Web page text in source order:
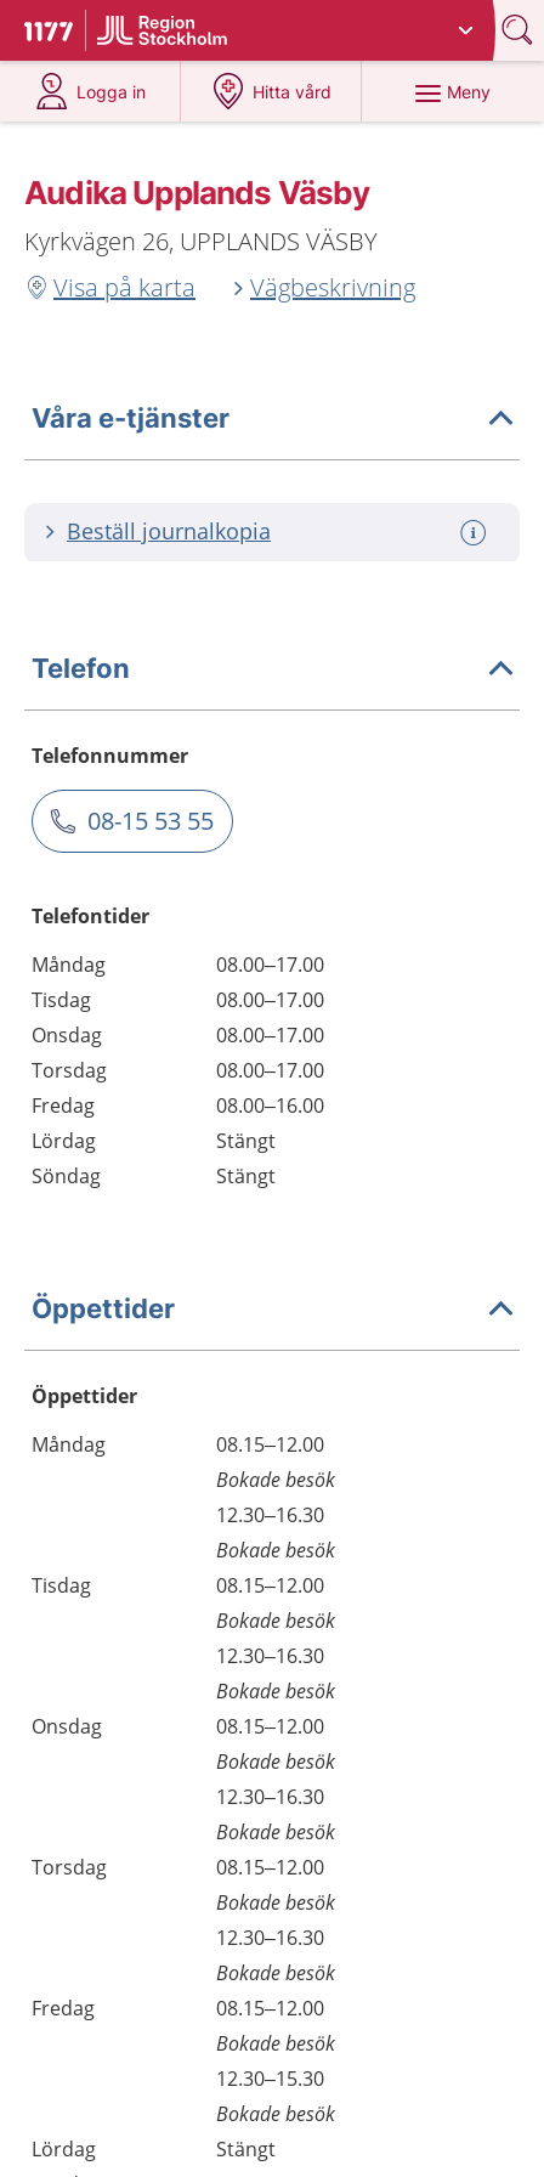
Till startsidan för 1177
Du har valt region
Logga in
på 1177.se
Hitta vård
på 1177.se
Meny
Audika Upplands Väsby
Kyrkvägen 26, UPPLANDS VÄSBY
Visa på karta
Vägbeskrivning
Våra e-tjänster
Beställ journalkopia
Telefon
Telefonnummer
08-15 53 55
Telefontider
Måndag
08.00–17.00
Tisdag
08.00–17.00
Onsdag
08.00–17.00
Torsdag
08.00–17.00
Fredag
08.00–16.00
Lördag
Stängt
Söndag
Stängt
Öppettider
Öppettider
Dag
Öppettider
Kommentarer
Måndag
08.15–12.00
Bokade besök
12.30–16.30
Bokade besök
Tisdag
08.15–12.00
Bokade besök
12.30–16.30
Bokade besök
Onsdag
08.15–12.00
Bokade besök
12.30–16.30
Bokade besök
Torsdag
08.15–12.00
Bokade besök
12.30–16.30
Bokade besök
Fredag
08.15–12.00
Bokade besök
12.30–15.30
Bokade besök
Lördag
Stängt